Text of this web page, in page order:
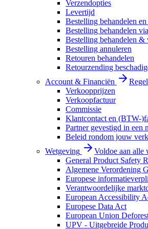
Verzendopties
Levertijd
Bestelling behandelen
Bestelling behandelen
Bestelling behandelen
Bestelling annuleren
Retouren behandelen
Retourzending
Account & Financiën
Verkoopprijzen
Verkoopfactuur
Commissie
Klantcontact en (BTW-
Partner gevestigd in een
Beleid rondom jouw
Wetgeving
Voldoe aan alle
General Product Safety
Algemene Verordening
Europese
Verantwoordelijke
European Accessibility
Europese Data Act
European Union
UPV - Uitgebreide